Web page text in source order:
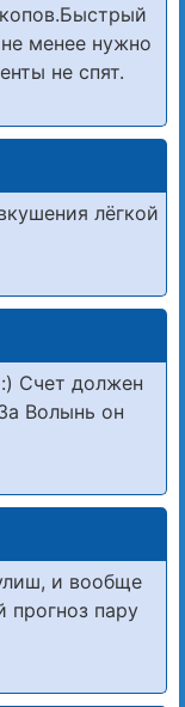
менее нужно
не спят.
лёгкой
Счет должен
Волынь он
и вообще
прогноз пару